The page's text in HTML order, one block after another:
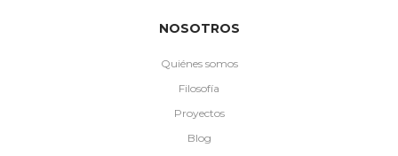
NOSOTROS
Quiénes somos
Filosofía
Proyectos
Blog